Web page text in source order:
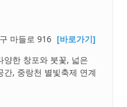
마들로 916 [바로가기]
양한 창포와 붓꽃, 넓은
간, 중랑천 별빛축제 연계